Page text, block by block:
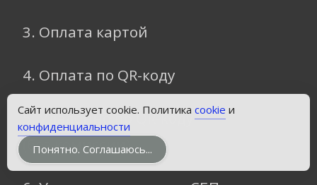
3. Оплата картой
4. Оплата по QR-коду
5. Удаленно по QR-коду
(без комиссии)
Сайт использует cookie. Политика cookie и
конфиденциальности
Понятно. Соглашаюсь...